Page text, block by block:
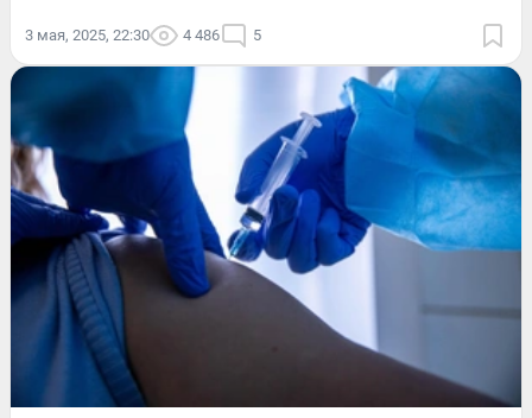
3 мая, 2025, 22:30 4 486 5